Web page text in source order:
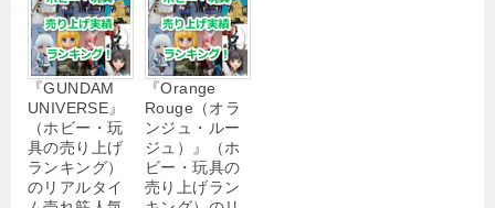
『GUNDAM
UNIVERSE』
（ホビー・玩
具の売り上げ
ランキング）
のリアルタイ
『Orange
Rouge（オラ
ンジュ・ルー
ジュ）』（ホ
ビー・玩具の
売り上げラン